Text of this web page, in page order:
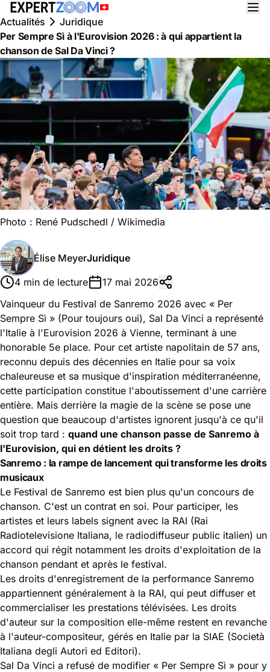
Actualités
Juridique
Per Sempre Sì à l'Eurovision 2026 : à qui appartient la
chanson de Sal Da Vinci ?
Photo : René Pudschedl / Wikimedia
Élise MeyerJuridique
4 min de lecture
17 mai 2026
Vainqueur du Festival de Sanremo 2026 avec « Per
Sempre Sì » (Pour toujours oui), Sal Da Vinci a représenté
l'Italie à l'Eurovision 2026 à Vienne, terminant à une
honorable 5e place. Pour cet artiste napolitain de 57 ans,
reconnu depuis des décennies en Italie pour sa voix
chaleureuse et sa musique d'inspiration méditerranéenne,
cette participation constitue l'aboutissement d'une carrière
entière. Mais derrière la magie de la scène se pose une
question que beaucoup d'artistes ignorent jusqu'à ce qu'il
soit trop tard : quand une chanson passe de Sanremo à
l'Eurovision, qui en détient les droits ?
Sanremo : la rampe de lancement qui transforme les droits
musicaux
Le Festival de Sanremo est bien plus qu'un concours de
chanson. C'est un contrat en soi. Pour participer, les
artistes et leurs labels signent avec la RAI (Rai
Radiotelevisione Italiana, le radiodiffuseur public italien) un
accord qui régit notamment les droits d'exploitation de la
chanson pendant et après le festival.
Les droits d'enregistrement de la performance Sanremo
appartiennent généralement à la RAI, qui peut diffuser et
commercialiser les prestations télévisées. Les droits
d'auteur sur la composition elle-même restent en revanche
à l'auteur-compositeur, gérés en Italie par la SIAE (Società
Italiana degli Autori ed Editori).
Sal Da Vinci a refusé de modifier « Per Sempre Sì » pour y